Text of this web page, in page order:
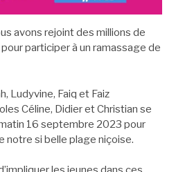
avons rejoint des millions de
participer à un ramassage de
Ludyvine, Faiq et Faiz
Céline, Didier et Christian se
16 septembre 2023 pour
notre si belle plage niçoise.